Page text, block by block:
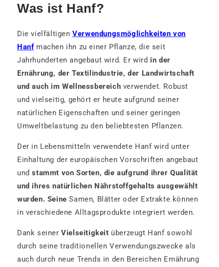
Was ist Hanf?
Die vielfältigenVerwendungsmöglichkeiten von
Hanfmachen ihn zu einer Pflanze, die seit
Jahrhunderten angebaut wird. Er wird in der
Ernährung, der Textilindustrie, der Landwirtschaft
und auch im Wellnessbereich verwendet. Robust
und vielseitig, gehört er heute aufgrund seiner
natürlichen Eigenschaften und seiner geringen
Umweltbelastung zu den beliebtesten Pflanzen.
Der in Lebensmitteln verwendete Hanf wird unter
Einhaltung der europäischen Vorschriften angebaut
undstammt von Sorten, die aufgrund ihrer Qualität
und ihres natürlichen Nährstoffgehalts ausgewählt
wurden. SeineSamen, Blätter oder Extrakte können
in verschiedene Alltagsprodukte integriert werden.
Dank seinerVielseitigkeit überzeugt Hanf sowohl
durch seine traditionellen Verwendungszwecke als
auch durch neue Trends in den Bereichen Ernährung